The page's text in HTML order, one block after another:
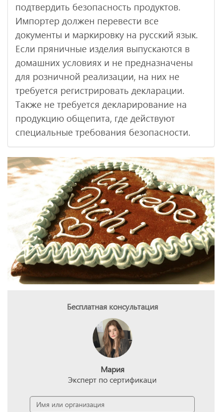
подтвердить безопасность продуктов.
Импортер должен перевести все
документы и маркировку на русский язык.
Если пряничные изделия выпускаются в
домашних условиях и не предназначены
для розничной реализации, на них не
требуется регистрировать декларации.
Также не требуется декларирование на
продукцию общепита, где действуют
специальные требования безопасности.
Бесплатная консультация
Мария
Эксперт по сертификаци